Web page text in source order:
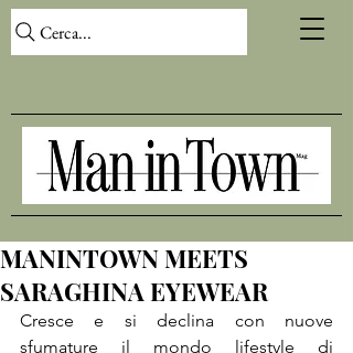
Cerca...
MANINTOWN MEETS
SARAGHINA EYEWEAR
Cresce e si declina con nuove